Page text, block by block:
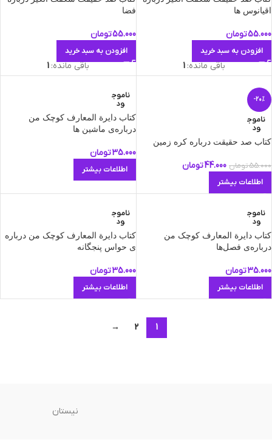
اقیانوس‌ ها
55.000تومان
افزودن به سبد خرید
باقی مانده: 1
فضا
55.000تومان
افزودن به سبد خرید
باقی مانده: 1
-20%
ناموج
ود
کتاب صد حقیقت درباره کره زمین
55.000تومان 44.000تومان
اطلاعات بیشتر
ناموج
ود
کتاب دایرة المعارف کوچک من
درباره‌ی ماشین ها
35.000تومان
اطلاعات بیشتر
ناموج
ود
کتاب دایرة المعارف کوچک من
درباره‌ی فصل‌ها
35.000تومان
اطلاعات بیشتر
ناموج
ود
کتاب دایرة المعارف کوچک من درباره
ی حواس پنجگانه
35.000تومان
اطلاعات بیشتر
1
2
→
نیستان